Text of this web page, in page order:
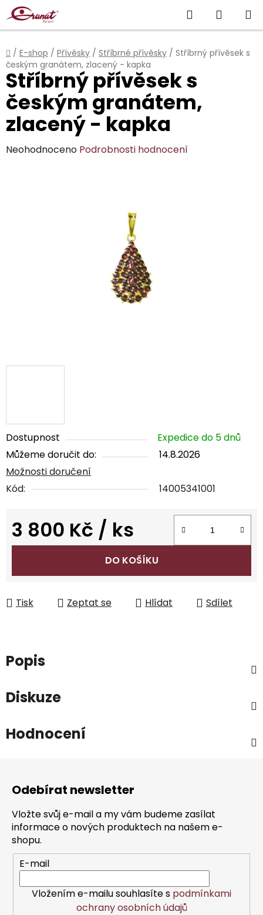
Přejít
na
obsah
Hledat
KOŠÍK
Domů
/ E-shop / Přívěsky / Stříbrné přívěsky / Stříbrný přívěsek s
českým granátem, zlacený - kapka
Dostupnost
Expedice do 5 dnů
Můžeme doručit do:
14.8.2026
Možnosti doručení
Kód:
14005341001
3 800 Kč / ks
Měrná cena:
DO KOŠÍKU
Tisk Zeptat se Hlídat Sdílet
Stříbrný přívěsek s
českým granátem,
zlacený - kapka
Průměrné
Neohodnoceno Podrobnosti hodnocení
Popis
Diskuze
Hodnocení
Odebírat newsletter
Vložte svůj e-mail a my vám budeme zasílat
informace o nových produktech na našem e-
shopu.
E-mail
Vložením e-mailu souhlasíte s podmínkami
ochrany osobních údajů